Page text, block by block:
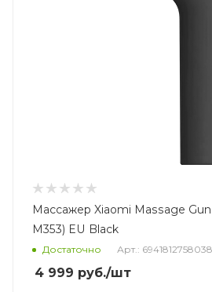
Массажер Xiaomi Massage
M353) EU Black
Достаточно Арт.: 6941812758038
4 999 руб./шт